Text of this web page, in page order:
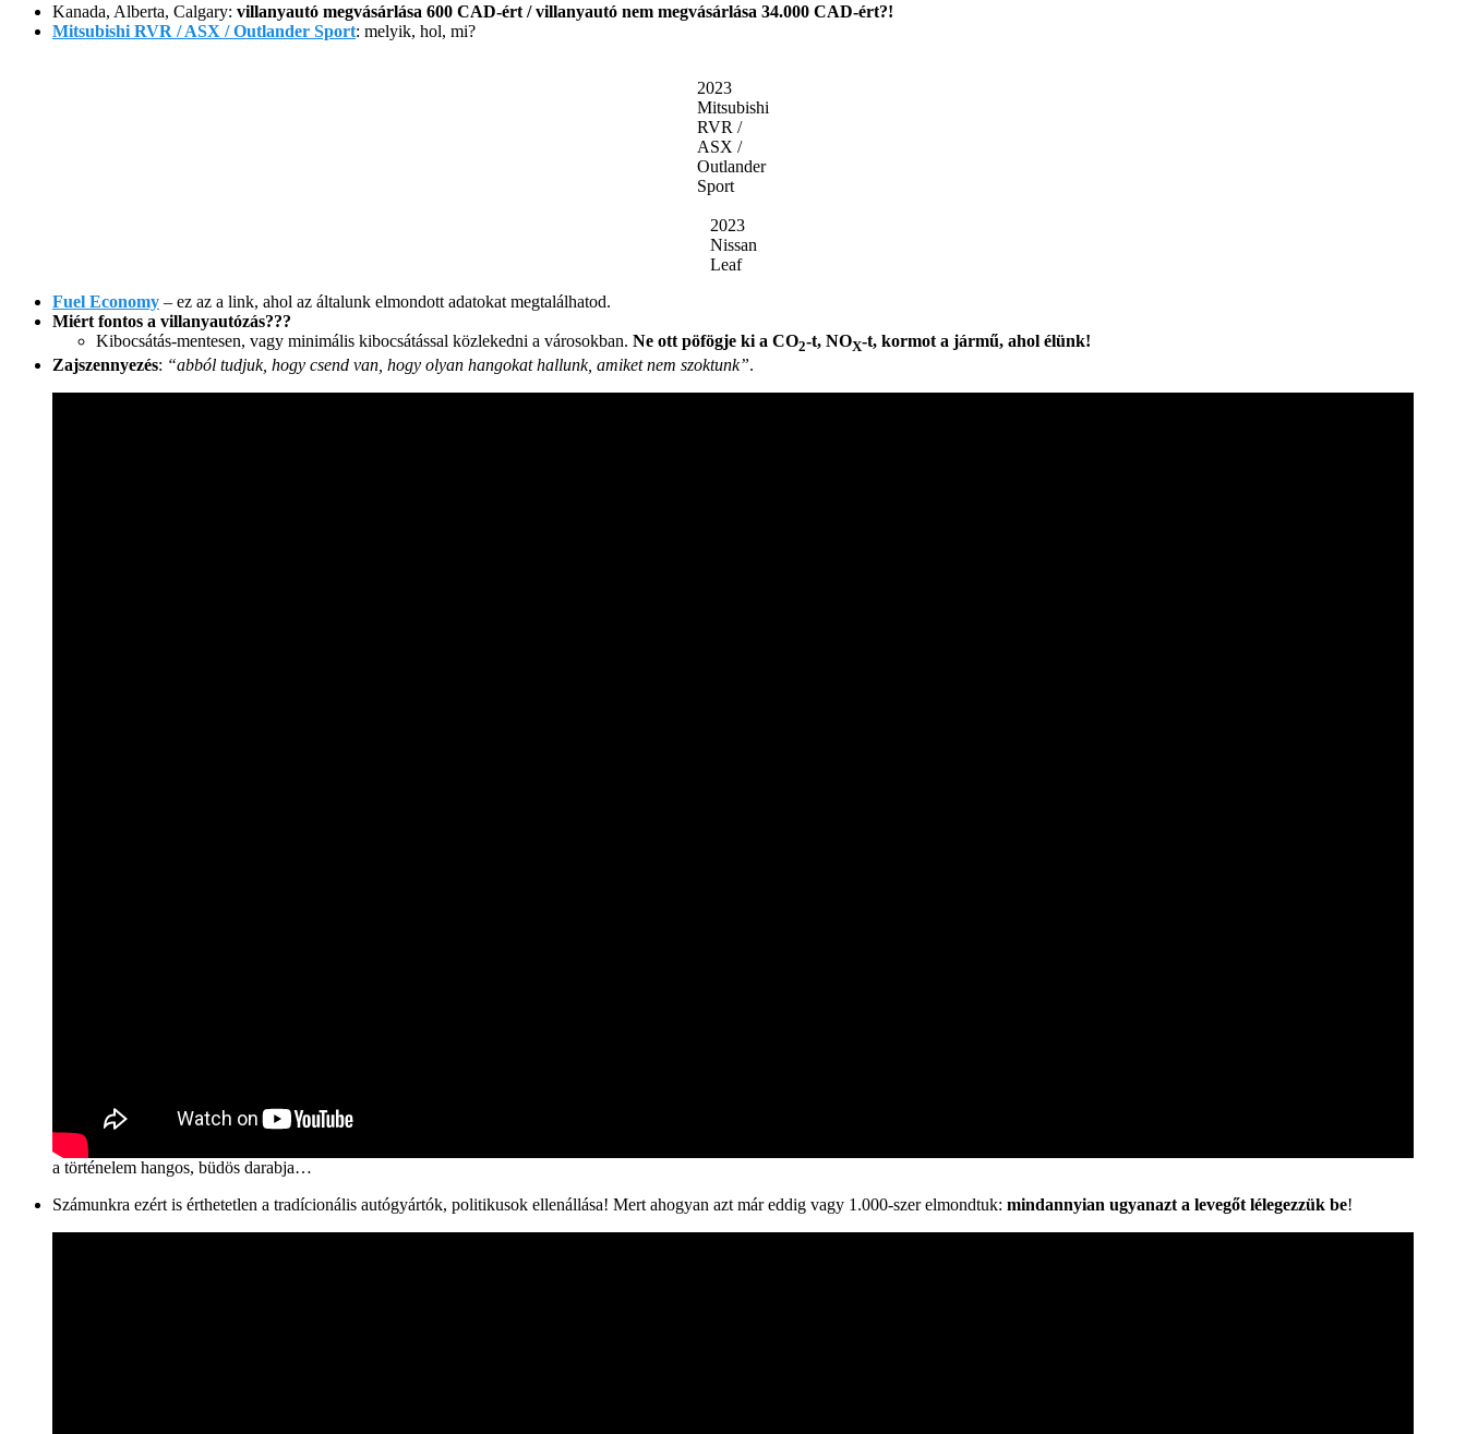
Kanada, Alberta, Calgary: villanyautó megvásárlása 600 CAD-ért / villanyautó nem megvásárlása 34.000 CAD-ért?!
Mitsubishi RVR / ASX / Outlander Sport: melyik, hol, mi?
2023
Mitsubishi
RVR /
ASX /
Outlander
Sport
2023
Nissan
Leaf
Fuel Economy – ez az a link, ahol az általunk elmondott adatokat megtalálhatod.
Miért fontos a villanyautózás???
Kibocsátás-mentesen, vagy minimális kibocsátással közlekedni a városokban. Ne ott pöfögje ki a CO2-t, NOX-t, kormot a jármű, ahol élünk!
Zajszennyezés: “abból tudjuk, hogy csend van, hogy olyan hangokat hallunk, amiket nem szoktunk”.
a történelem hangos, büdös darabja…
Számunkra ezért is érthetetlen a tradícionális autógyártók, politikusok ellenállása! Mert ahogyan azt már eddig vagy 1.000-szer elmondtuk: mindannyian ugyanazt a levegőt lélegezzük be!